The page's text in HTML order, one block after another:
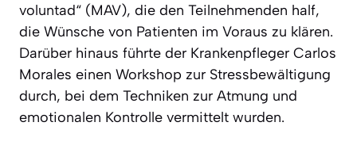
voluntad“ (MAV), die den Teilnehmenden half,
die Wünsche von Patienten im Voraus zu klären.
Darüber hinaus führte der Krankenpfleger Carlos
Morales einen Workshop zur Stressbewältigung
durch, bei dem Techniken zur Atmung und
emotionalen Kontrolle vermittelt wurden.